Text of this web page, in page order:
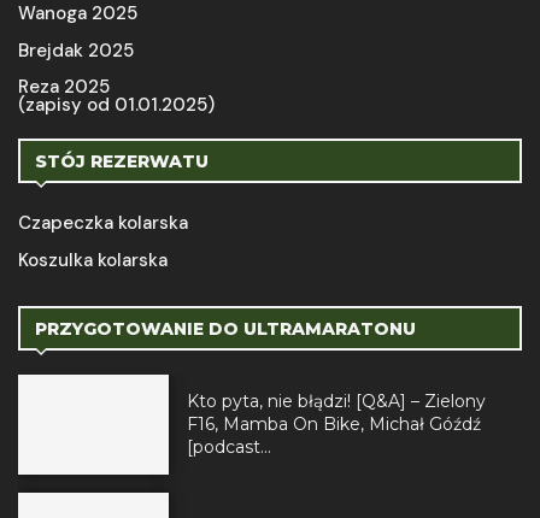
Wanoga 2025
Brejdak 2025
Reza 2025
(zapisy od 01.01.2025)
STÓJ REZERWATU
Czapeczka kolarska
Koszulka kolarska
PRZYGOTOWANIE DO ULTRAMARATONU
Kto pyta, nie błądzi! [Q&A] – Zielony
F16, Mamba On Bike, Michał Góźdź
[podcast...